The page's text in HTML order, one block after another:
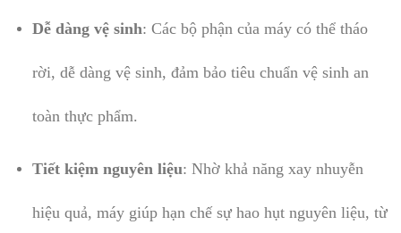
Dễ dàng vệ sinh: Các bộ phận của máy có thể tháo
rời, dễ dàng vệ sinh, đảm bảo tiêu chuẩn vệ sinh an
toàn thực phẩm.
Tiết kiệm nguyên liệu: Nhờ khả năng xay nhuyễn
hiệu quả, máy giúp hạn chế sự hao hụt nguyên liệu, từ